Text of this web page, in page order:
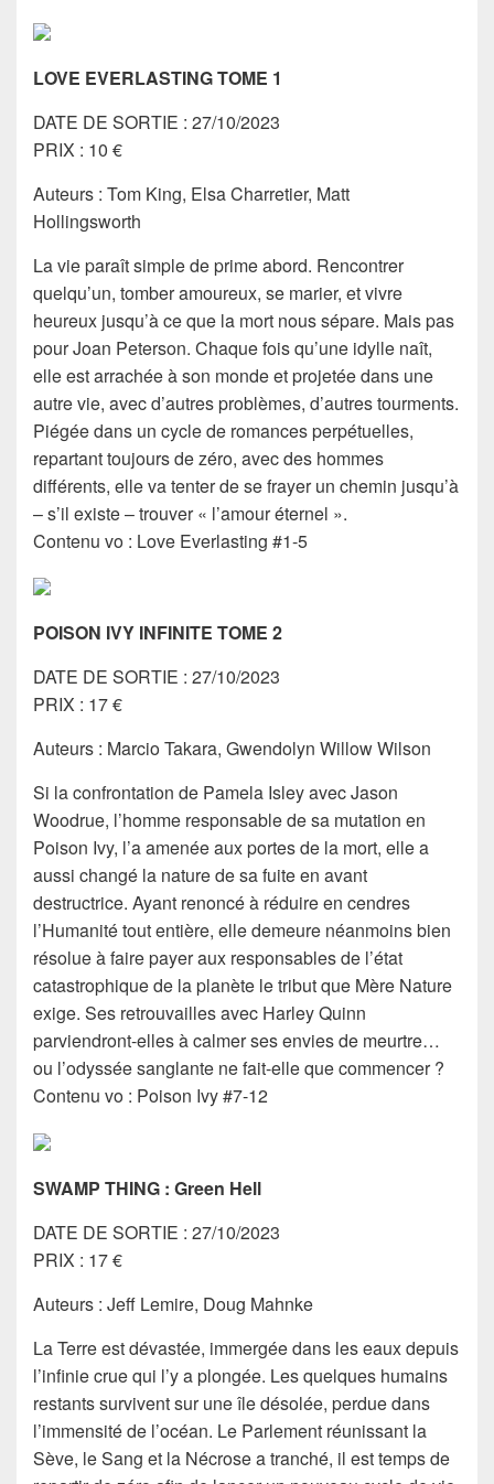
LOVE EVERLASTING TOME 1
DATE DE SORTIE : 27/10/2023
PRIX : 10 €
Auteurs : Tom King, Elsa Charretier, Matt
Hollingsworth
La vie paraît simple de prime abord. Rencontrer
quelqu’un, tomber amoureux, se marier, et vivre
heureux jusqu’à ce que la mort nous sépare. Mais pas
pour Joan Peterson. Chaque fois qu’une idylle naît,
elle est arrachée à son monde et projetée dans une
autre vie, avec d’autres problèmes, d’autres tourments.
Piégée dans un cycle de romances perpétuelles,
repartant toujours de zéro, avec des hommes
différents, elle va tenter de se frayer un chemin jusqu’à
– s’il existe – trouver « l’amour éternel ».
Contenu vo : Love Everlasting #1-5
POISON IVY INFINITE TOME 2
DATE DE SORTIE : 27/10/2023
PRIX : 17 €
Auteurs : Marcio Takara, Gwendolyn Willow Wilson
Si la confrontation de Pamela Isley avec Jason
Woodrue, l’homme responsable de sa mutation en
Poison Ivy, l’a amenée aux portes de la mort, elle a
aussi changé la nature de sa fuite en avant
destructrice. Ayant renoncé à réduire en cendres
l’Humanité tout entière, elle demeure néanmoins bien
résolue à faire payer aux responsables de l’état
catastrophique de la planète le tribut que Mère Nature
exige. Ses retrouvailles avec Harley Quinn
parviendront-elles à calmer ses envies de meurtre…
ou l’odyssée sanglante ne fait-elle que commencer ?
Contenu vo : Poison Ivy #7-12
SWAMP THING : Green Hell
DATE DE SORTIE : 27/10/2023
PRIX : 17 €
Auteurs : Jeff Lemire, Doug Mahnke
La Terre est dévastée, immergée dans les eaux depuis
l’infinie crue qui l’y a plongée. Les quelques humains
restants survivent sur une île désolée, perdue dans
l’immensité de l’océan. Le Parlement réunissant la
Sève, le Sang et la Nécrose a tranché, il est temps de